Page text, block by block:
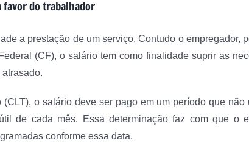
favor do trabalhador
a prestação de um serviço. Contudo o
(CF), o salário tem como finalidade suprir as
o salário deve ser pago em um período que
de cada mês. Essa determinação faz com que o
conforme essa data.